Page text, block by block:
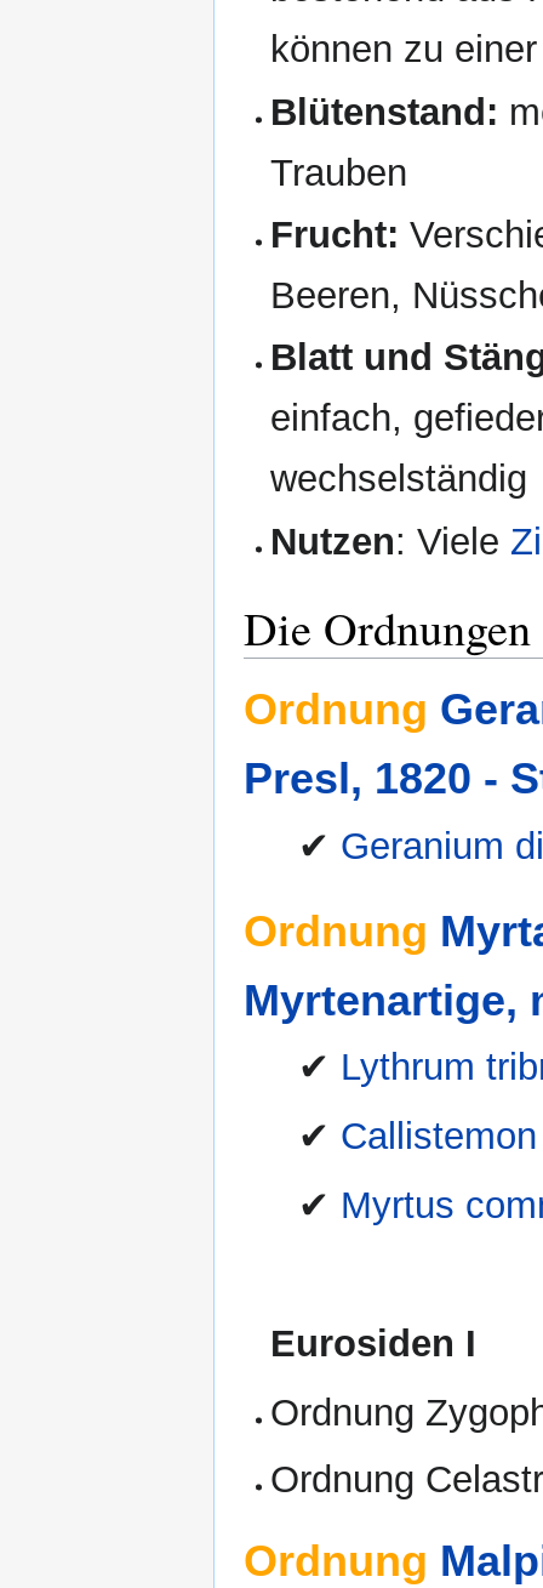
können zu
Blütenstand:
Trauben
Frucht:
Beeren,
Blatt und
einfach,
wechselständig
Nutzen: Viele
Die
Ordnung
Presl, 1820 -
✔ Geranium
Ordnung
Myrtenartige,
✔ Lythrum
✔
✔ Myrtus
Eurosiden I
Ordnung
Ordnung
Ordnung